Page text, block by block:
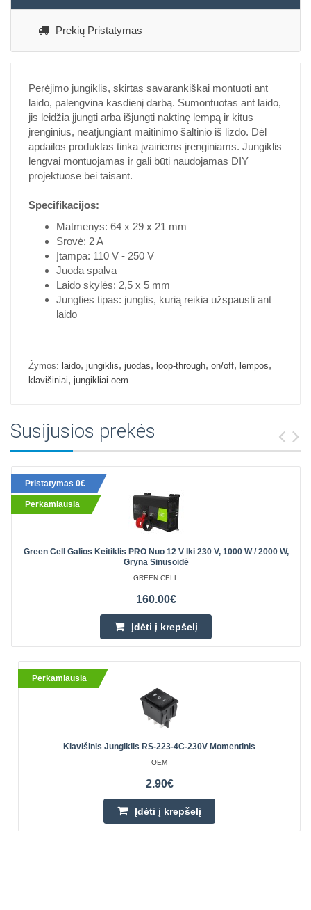
Prekių Pristatymas
Perėjimo jungiklis, skirtas savarankiškai montuoti ant
laido, palengvina kasdienį darbą. Sumontuotas ant laido,
jis leidžia įjungti arba išjungti naktinę lempą ir kitus
įrenginius, neatjungiant maitinimo šaltinio iš lizdo. Dėl
apdailos produktas tinka įvairiems įrenginiams. Jungiklis
lengvai montuojamas ir gali būti naudojamas DIY
projektuose bei taisant.
Specifikacijos:
Matmenys: 64 x 29 x 21 mm
Srovė: 2 A
Įtampa: 110 V - 250 V
Juoda spalva
Laido skylės: 2,5 x 5 mm
Jungties tipas: jungtis, kurią reikia užspausti ant
laido
Žymos: laido, jungiklis, juodas, loop-through, on/off, lempos,
klavišiniai, jungikliai oem
Susijusios prekės
Pristatymas 0€
Perkamiausia
Green Cell Galios Keitiklis PRO Nuo 12 V Iki 230 V, 1000 W / 2000 W,
Gryna Sinusoidė
GREEN CELL
160.00€
Įdėti į krepšelį
Perkamiausia
Klavišinis Jungiklis RS-223-4C-230V Momentinis
OEM
2.90€
Įdėti į krepšelį